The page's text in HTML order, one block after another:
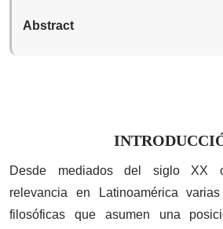
Abstract
Desde mediados del siglo XX
relevancia en Latinoamérica
filosóficas que asumen una